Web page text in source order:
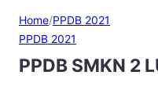
Home/PPDB 2021
PPDB 2021
PPDB SMKN 2